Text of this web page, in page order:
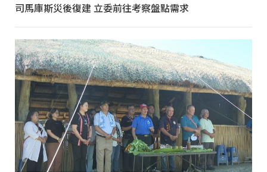
司馬庫斯災後復建 立委前往考察盤點需求